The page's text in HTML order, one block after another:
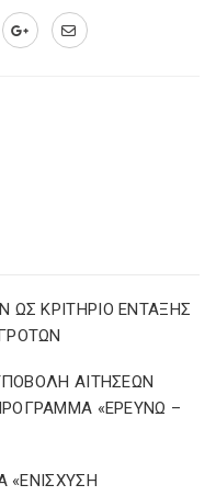
ΚΡΙΤΗΡΙΟ ΕΝΤΑΞΗΣ
ΑΙΤΗΣΕΩΝ
«ΕΡΕΥΝΩ –
«ΕΝΙΣΧΥΣΗ